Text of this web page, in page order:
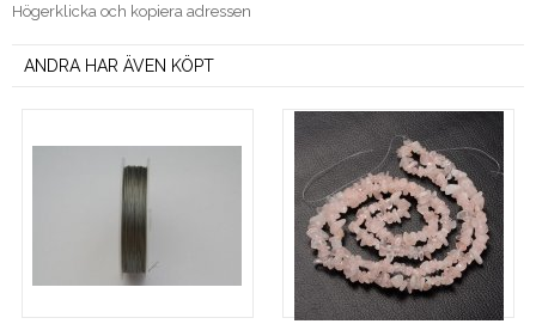
Högerklicka och kopiera adressen
ANDRA HAR ÄVEN KÖPT